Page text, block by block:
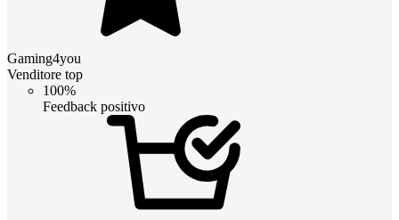
Gaming4you
Venditore top
100%
Feedback positivo